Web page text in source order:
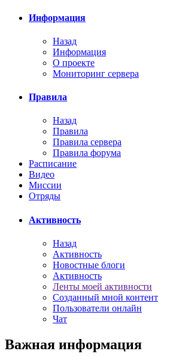
Информация
Назад
Информация
О проекте
Мониторинг сервера
Правила
Назад
Правила
Правила сервера
Правила форума
Расписание
Видео
Миссии
Отряды
Активность
Назад
Активность
Новостные блоги
Активность
Ленты моей активности
Созданный мной контент
Пользователи онлайн
Чат
Важная информация